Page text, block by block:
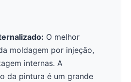
O melhor
moldagem por injeção,
internas. A
da pintura é um grande